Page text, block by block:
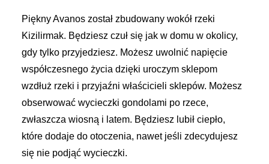
Piękny Avanos został zbudowany wokół rzeki
Kizilirmak. Będziesz czuł się jak w domu w okolicy,
gdy tylko przyjedziesz. Możesz uwolnić napięcie
współczesnego życia dzięki uroczym sklepom
wzdłuż rzeki i przyjaźni właścicieli sklepów. Możesz
obserwować wycieczki gondolami po rzece,
zwłaszcza wiosną i latem. Będziesz lubił ciepło,
które dodaje do otoczenia, nawet jeśli zdecydujesz
się nie podjąć wycieczki.